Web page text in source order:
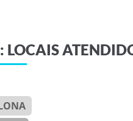
LOCAIS